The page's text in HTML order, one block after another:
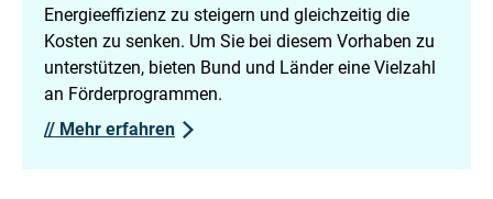
Energieeffizienz zu steigern und gleichzeitig die
Kosten zu senken. Um Sie bei diesem Vorhaben zu
unterstützen, bieten Bund und Länder eine Vielzahl
an Förderprogrammen.
// Mehr erfahren